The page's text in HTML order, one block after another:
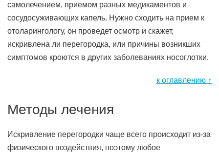
самолечением, приемом разных медикаментов и
сосудосуживающих капель. Нужно сходить на прием к
отоларингологу, он проведет осмотр и скажет,
искривлена ли перегородка, или причины возникших
симптомов кроются в других заболеваниях носоглотки.
к оглавлению ↑
Методы лечения
Искривление перегородки чаще всего происходит из-за
физического воздействия, поэтому любое